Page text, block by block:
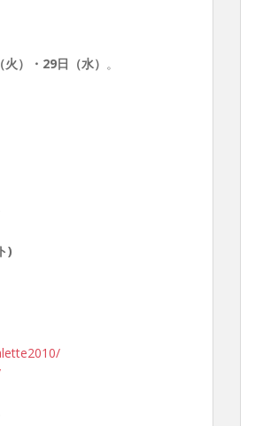
）・29日（水） 。
)